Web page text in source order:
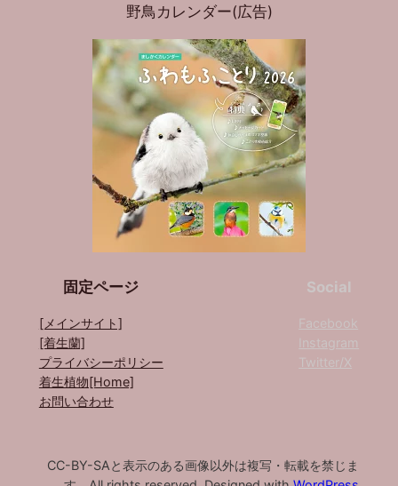
野鳥カレンダー(広告)
固定ページ
[メインサイト]
[着生蘭]
プライバシーポリシー
着生植物[Home]
お問い合わせ
Social
Facebook
Instagram
Twitter/X
CC-BY-SAと表示のある画像以外は複写・転載を禁じま